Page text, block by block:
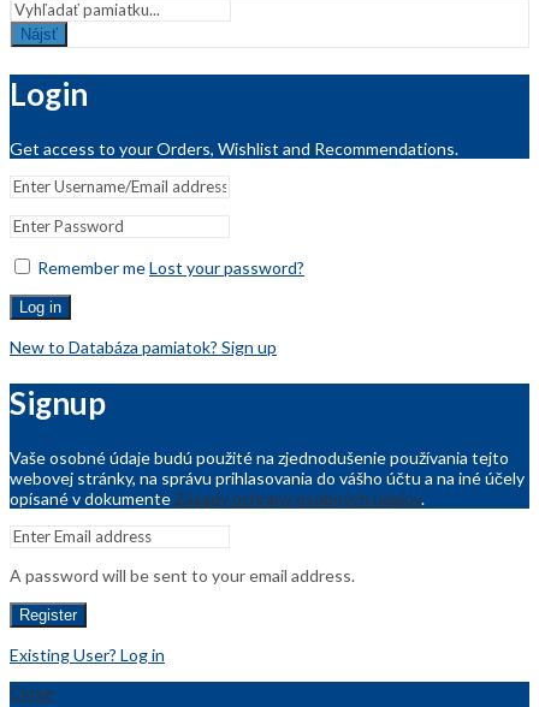
Nájsť
Login
Get access to your Orders, Wishlist and Recommendations.
Remember meLost your password?
Log in
New to Databáza pamiatok? Sign up
Signup
Vaše osobné údaje budú použité na zjednodušenie používania tejto
webovej stránky, na správu prihlasovania do vášho účtu a na iné účely
opísané v dokumente Zásady ochrany osobných údajov.
A password will be sent to your email address.
Register
Existing User? Log in
Close